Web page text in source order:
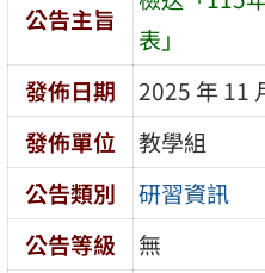
公告主旨
表」
發佈日期
2025 年 11
發佈單位
教學組
公告類別
研習資訊
公告等級
無